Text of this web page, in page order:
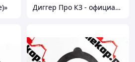
Диггер Про КЗ - официальный представитель CARRARO и DANA SPICER